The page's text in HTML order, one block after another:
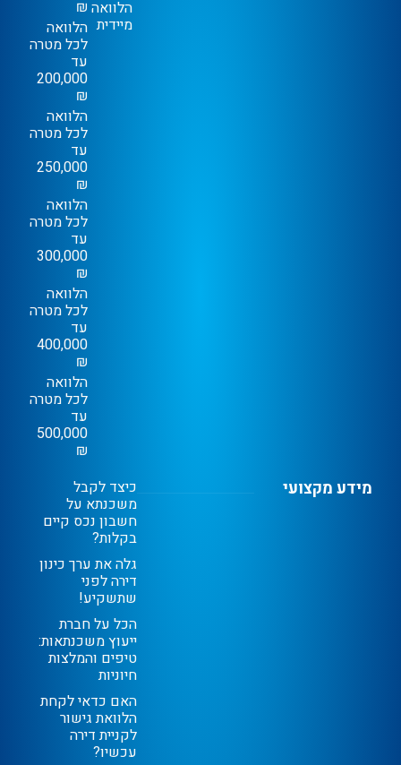
הלוואה
מיידית
₪
הלוואה
לכל מטרה
עד
200,000
₪
הלוואה
לכל מטרה
עד
250,000
₪
הלוואה
לכל מטרה
עד
300,000
₪
הלוואה
לכל מטרה
עד
400,000
₪
הלוואה
לכל מטרה
עד
500,000
₪
מידע מקצועי כיצד לקבל
משכנתא על
חשבון נכס קיים
בקלות?
גלה את ערך כינון
דירה לפני
שתשקיע!
הכל על חברת
ייעוץ משכנתאות:
טיפים והמלצות
חיוניות
האם כדאי לקחת
הלוואת גישור
לקניית דירה
עכשיו?